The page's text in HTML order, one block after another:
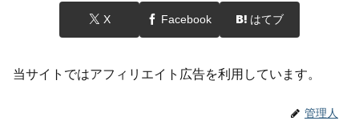
X Facebook はてブ
当サイトではアフィリエイト広告を利用しています。
管理人